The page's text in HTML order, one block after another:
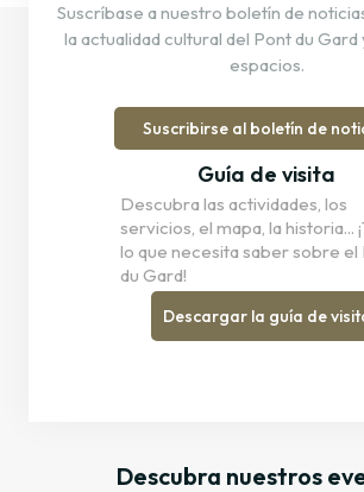
Suscríbase a nuestro boletín de
la actualidad cultural del Pont du
espacios.
Suscribirse al boletín de
Guía de visita
Descubra las actividades, los
servicios, el mapa, la historia...
lo que necesita saber sobre el
du Gard!
Descargar la guía de
Descubra nuestros